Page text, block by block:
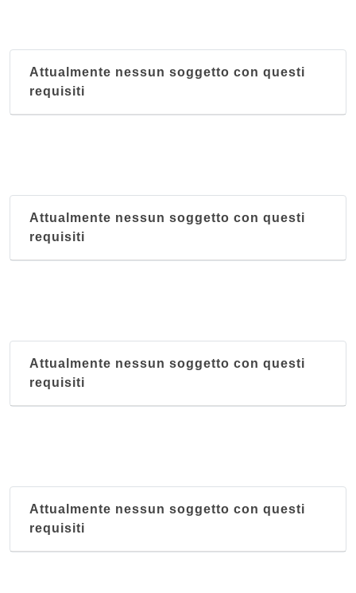
Attualmente nessun soggetto con questi
requisiti
Attualmente nessun soggetto con questi
requisiti
Attualmente nessun soggetto con questi
requisiti
Attualmente nessun soggetto con questi
requisiti